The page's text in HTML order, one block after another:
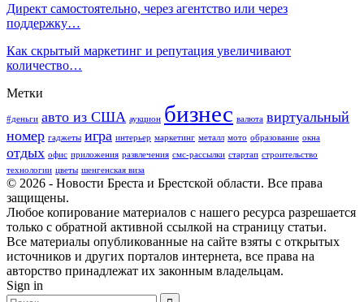
Директ самостоятельно, через агентство или через
поддержку…
Как скрытый маркетинг и репутация увеличивают
количество…
Метки
#деньги авто из США аукцион бизнес валюта виртуальный
номер гаджеты игра интерьер маркетинг металл мото образование окна
отдых офис приложения развлечения смс-рассылки стартап строительство
технологии цветы шенгенская виза
© 2026 - Новости Бреста и Брестской области. Все права
защищены.
Любое копирование материалов с нашего ресурса разрешается
только с обратной активной ссылкой на страницу статьи.
Все материалы опубликованные на сайте взяты с открытых
источников и других порталов интернета, все права на
авторство принадлежат их законным владельцам.
Sign in